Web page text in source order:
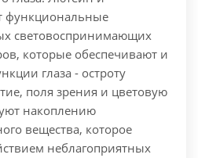
функциональные
световоспринимающих
которые обеспечивают и
глаза - остроту
поля зрения и цветовую
накоплению
вещества, которое
неблагоприятных